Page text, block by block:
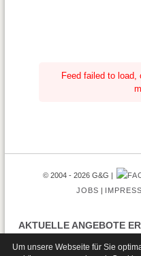
Feed failed to
© 2004 - 2026 G&G
JOBS
AKTUELLE ANGEBOTE
Um unsere Webseite für Sie